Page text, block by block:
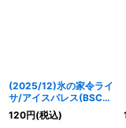
(2025/12)氷の家令ライ
サ/アイスパレス(BSC47
収録)【転醒R】{BS55-
040a/BS55-040b}
120円(税込)